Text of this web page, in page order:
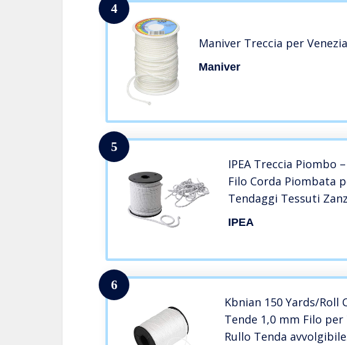
4
Maniver Treccia per
Maniver
5
IPEA Treccia Piombo
Filo Corda Piombata
Tendaggi Tessuti
Varie Grammature –
IPEA
6
Kbnian 150 Yards/Roll
Tende 1,0 mm Filo per
Rullo Tenda avvolgibile